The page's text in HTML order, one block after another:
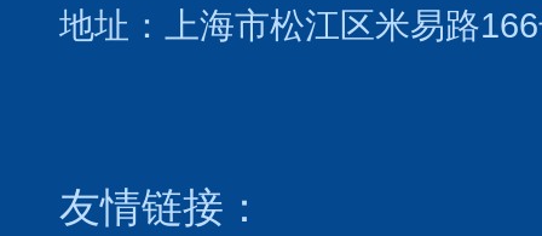
地址：上海市松江区米易路
友情链接：